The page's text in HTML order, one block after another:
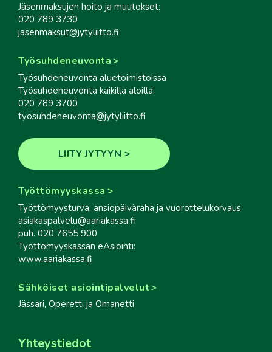
Jäsenmaksujen hoito ja muutokset:
020 789 3730
jasenmaksut@jytyliitto.fi
Työsuhdeneuvonta
Työsuhdeneuvonta aluetoimistoissa
Työsuhdeneuvonta kaikilla aloilla:
020 789 3700
tyosuhdeneuvonta@jytyliitto.fi
LIITY JYTYYN
Työttömyyskassa
Työttömyysturva, ansiopäiväraha ja vuorottelukorvaus
asiakaspalvelu@aariakassa.fi
puh. 020 7655 900
Työttömyyskassan eAsiointi:
www.aariakassa.fi
Sähköiset asiointipalvelut
Jässäri, Operetti ja Omanetti
Yhteystiedot